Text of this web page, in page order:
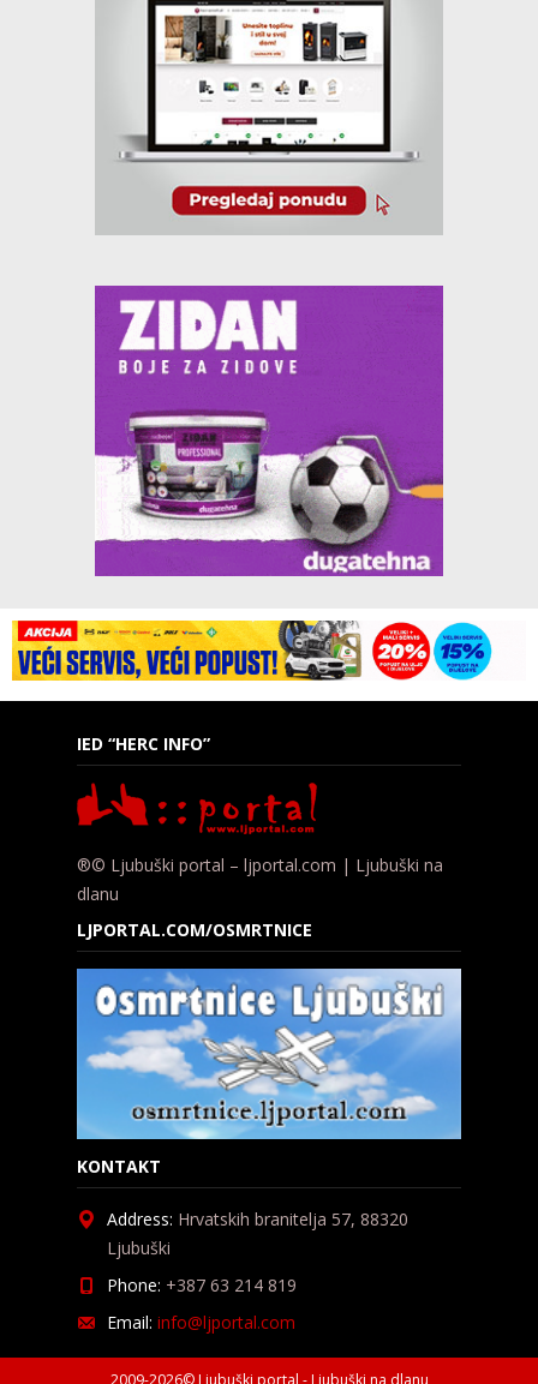
IED “HERC INFO”
®© Ljubuški portal – ljportal.com | Ljubuški na
dlanu
LJPORTAL.COM/OSMRTNICE
KONTAKT
Address: Hrvatskih branitelja 57, 88320
Ljubuški
Phone: +387 63 214 819
Email: info@ljportal.com